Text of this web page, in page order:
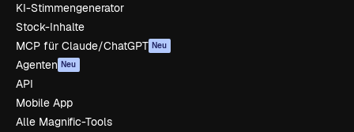
KI-Stimmengenerator
Stock-Inhalte
MCP für Claude/ChatGPT Neu
Agenten Neu
API
Mobile App
Alle Magnific-Tools